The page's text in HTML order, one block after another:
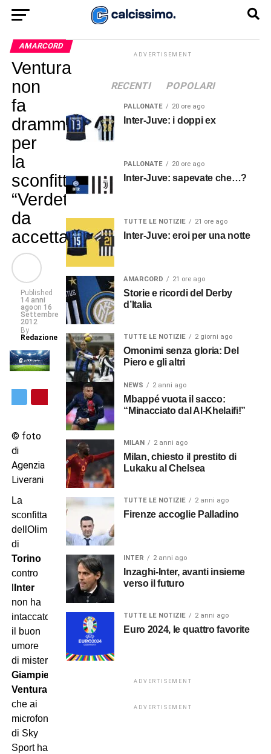
AMARCORD
Ventura
non
fa
drammi
per
la
sconfitta:
“Verdetto
da
accettare”
Published
14 anni
agoon 16
Settembre
2012
By
Redazione
© foto
di
Agenzia
Liverani
La
sconfitta
dellOlimpico
di
Torino
contro
Inter
non ha
intaccato
il buon
umore
di mister
Giampiero
Ventura,
che ai
microfoni
di Sky
Sport ha
ADVERTISEMENT
RECENTI POPOLARI
PALLONATE 20 ore ago
Inter-Juve: i doppi ex
PALLONATE 20 ore ago
Inter-Juve: sapevate che…?
TUTTE LE NOTIZIE 21 ore ago
Inter-Juve: eroi per una notte
AMARCORD 21 ore ago
Storie e ricordi del Derby
d’Italia
TUTTE LE NOTIZIE 2 giorni ago
Omonimi senza gloria: Del
Piero e gli altri
NEWS 2 anni ago
Mbappé vuota il sacco:
“Minacciato dal Al-Khelaifi!”
MILAN 2 anni ago
Milan, chiesto il prestito di
Lukaku al Chelsea
TUTTE LE NOTIZIE 2 anni ago
Firenze accoglie Palladino
INTER 2 anni ago
Inzaghi-Inter, avanti insieme
verso il futuro
TUTTE LE NOTIZIE 2 anni ago
Euro 2024, le quattro favorite
ADVERTISEMENT
ADVERTISEMENT